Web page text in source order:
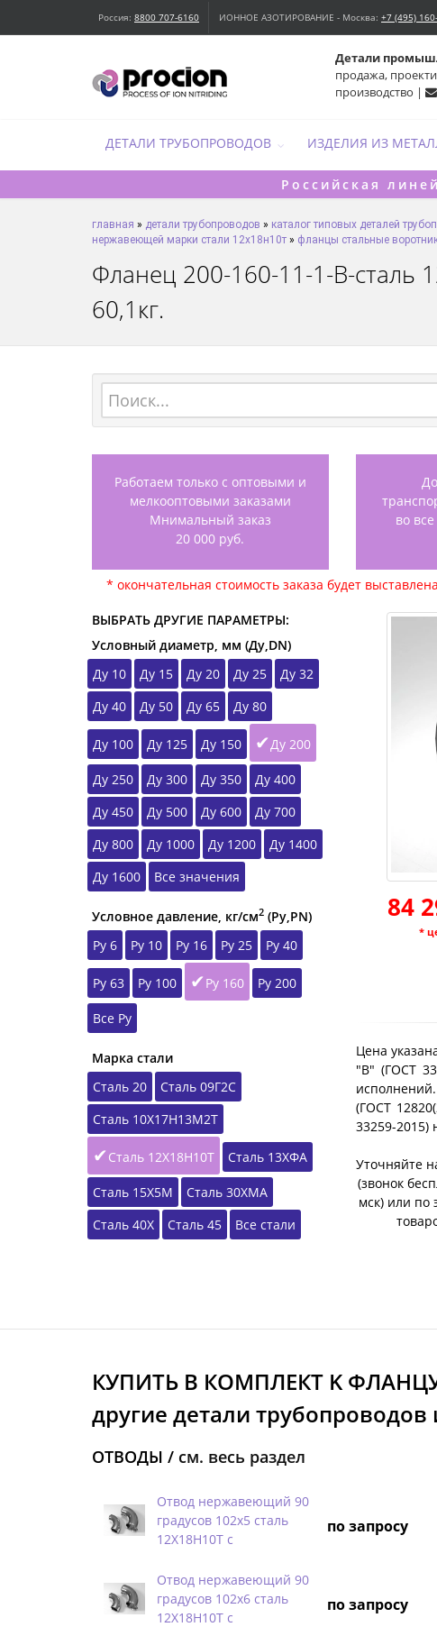
Россия: 8800 707-6160 ИОННОЕ АЗОТИРОВАНИЕ - Москва: +7 (495)
Детали
продажа,
производство |
ДЕТАЛИ ТРУБОПРОВОДОВ ИЗДЕЛИЯ ИЗ
Российская
главная » детали трубопроводов » каталог типовых деталей
нержавеющей марки стали 12х18н10т » фланцы стальные
Фланец 200-160-11-1-B-сталь
60,1кг.
Работаем только с оптовыми и
мелкооптовыми заказами
Мнимальный заказ
20 000 руб.
во
* окончательная стоимость заказа будет
ВЫБРАТЬ ДРУГИЕ ПАРАМЕТРЫ:
Условный диаметр, мм (Ду,DN)
Ду 10
Ду 15 Ду 20 Ду 25
Ду 32
Ду 40
Ду 50 Ду 65 Ду 80
Ду 100 Ду 125 Ду 150 Ду 200
Ду 250 Ду 300 Ду 350
Ду 400
Ду 450
Ду 500 Ду 600
Ду 700
Ду 800
Ду 1000 Ду 1200
Ду 1400
Ду 1600
Все значения
Условное давление, кг/см2 (Ру,РN)
Ру 6
Ру 10 Ру 16 Ру 25 Ру 40
Ру 63 Ру 100 Ру 160 Ру 200
Все Ру
Марка стали
Сталь 20
Сталь 09Г2С
Сталь 10Х17Н13М2Т
Сталь 12Х18Н10Т Сталь 13ХФА
Сталь 15Х5М
Сталь 30ХМА
Сталь 40Х
Сталь 45 Все стали
84
*
Цена
"B" (ГОСТ
(ГОСТ
33259-2015)
Уточняйте
(звонок
мск) или по
КУПИТЬ В КОМПЛЕКТ K
другие детали трубопроводов
ОТВОДЫ / см. весь раздел
Отвод нержавеющий 90
градусов 102х5 сталь
12Х18Н10Т с
по запросу
Отвод нержавеющий 90
градусов 102х6 сталь
12Х18Н10Т с
по запросу